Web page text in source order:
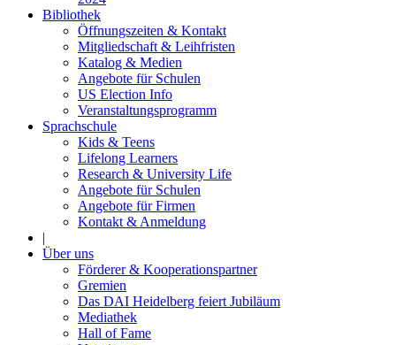
Bibliothek
Öffnungszeiten & Kontakt
Mitgliedschaft & Leihfristen
Katalog & Medien
Angebote für Schulen
US Election Info
Veranstaltungsprogramm
Sprachschule
Kids & Teens
Lifelong Learners
Research & University Life
Angebote für Schulen
Angebote für Firmen
Kontakt & Anmeldung
|
Über uns
Förderer & Kooperationspartner
Gremien
Das DAI Heidelberg feiert Jubiläum
Mediathek
Hall of Fame